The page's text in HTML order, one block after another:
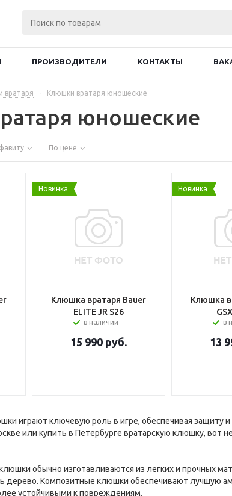
ПРОИЗВОДИТЕЛИ КОНТАКТЫ
вратаря - Клюшки вратаря юношеские
юношеские
По цене
Новинка
Клюшка вратаря Bauer
ELITE JR S26
в наличии
15 990 руб.
Новинка
Клюшка
в
13
играют ключевую роль в игре, обеспечивая
или купить в Петербурге вратарскую клюшку, вот
обычно изготавливаются из легких и прочных
дерево. Композитные клюшки обеспечивают лучшую
устойчивыми к повреждениям.